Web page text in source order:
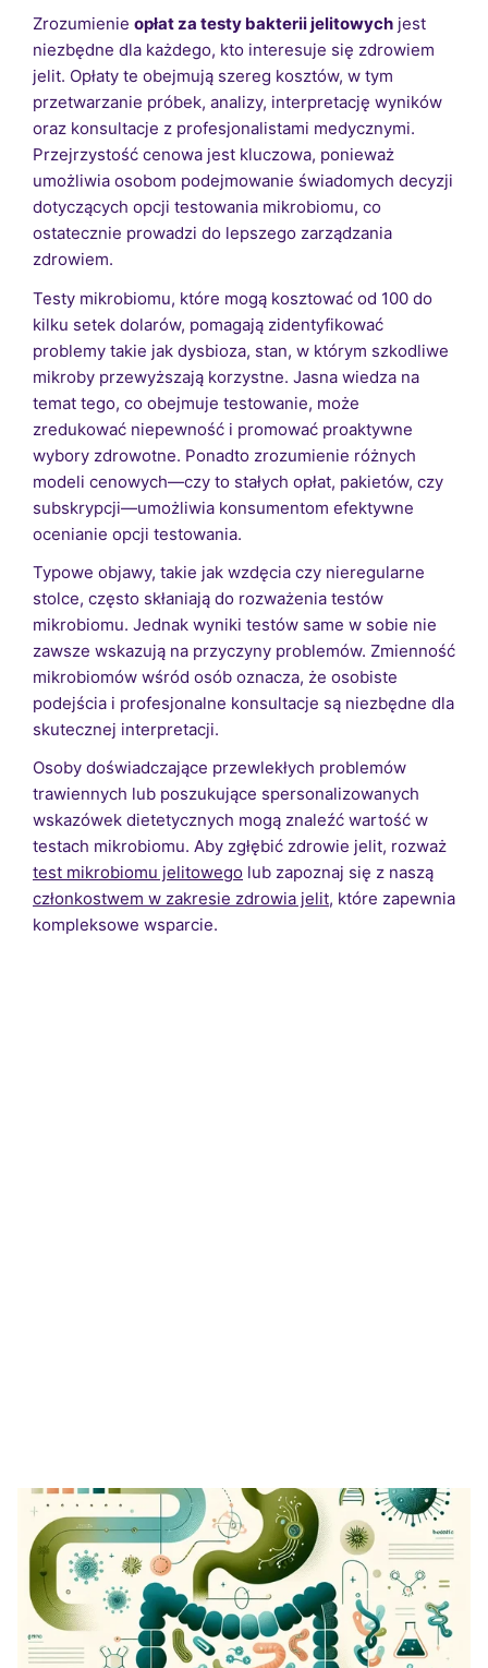
Zrozumienie opłat za testy bakterii jelitowych jest
niezbędne dla każdego, kto interesuje się zdrowiem
jelit. Opłaty te obejmują szereg kosztów, w tym
przetwarzanie próbek, analizy, interpretację wyników
oraz konsultacje z profesjonalistami medycznymi.
Przejrzystość cenowa jest kluczowa, ponieważ
umożliwia osobom podejmowanie świadomych decyzji
dotyczących opcji testowania mikrobiomu, co
ostatecznie prowadzi do lepszego zarządzania
zdrowiem.
Testy mikrobiomu, które mogą kosztować od 100 do
kilku setek dolarów, pomagają zidentyfikować
problemy takie jak dysbioza, stan, w którym szkodliwe
mikroby przewyższają korzystne. Jasna wiedza na
temat tego, co obejmuje testowanie, może
zredukować niepewność i promować proaktywne
wybory zdrowotne. Ponadto zrozumienie różnych
modeli cenowych—czy to stałych opłat, pakietów, czy
subskrypcji—umożliwia konsumentom efektywne
ocenianie opcji testowania.
Typowe objawy, takie jak wzdęcia czy nieregularne
stolce, często skłaniają do rozważenia testów
mikrobiomu. Jednak wyniki testów same w sobie nie
zawsze wskazują na przyczyny problemów. Zmienność
mikrobiomów wśród osób oznacza, że osobiste
podejścia i profesjonalne konsultacje są niezbędne dla
skutecznej interpretacji.
Osoby doświadczające przewlekłych problemów
trawiennych lub poszukujące spersonalizowanych
wskazówek dietetycznych mogą znaleźć wartość w
testach mikrobiomu. Aby zgłębić zdrowie jelit, rozważ
test mikrobiomu jelitowego lub zapoznaj się z naszą
członkostwem w zakresie zdrowia jelit, które zapewnia
kompleksowe wsparcie.